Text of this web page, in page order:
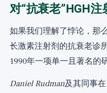
对“抗衰老”HGH
如果我们理解了悖论，那
长激素注射剂的抗衰老诊
1990年一项单一且著名的
Daniel Rudman及其同事在